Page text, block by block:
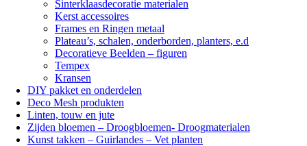
Sinterklaasdecoratie materialen
Kerst accessoires
Frames en Ringen metaal
Plateau’s, schalen, onderborden, planters, e.d
Decoratieve Beelden – figuren
Tempex
Kransen
DIY pakket en onderdelen
Deco Mesh produkten
Linten, touw en jute
Zijden bloemen – Droogbloemen- Droogmaterialen
Kunst takken – Guirlandes – Vet planten